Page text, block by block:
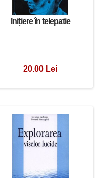
Inițiere în telepatie
20.00 Lei